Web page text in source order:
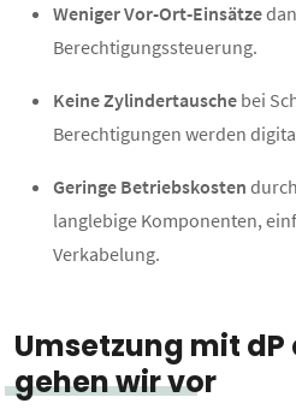
Weniger Vor-Ort‑Einsätze
Berechtigungssteuerung.
Keine Zylindertausche bei
Berechtigungen werden
Geringe Betriebskosten
langlebige Komponenten,
Verkabelung.
Umsetzung mit
gehen wir vor